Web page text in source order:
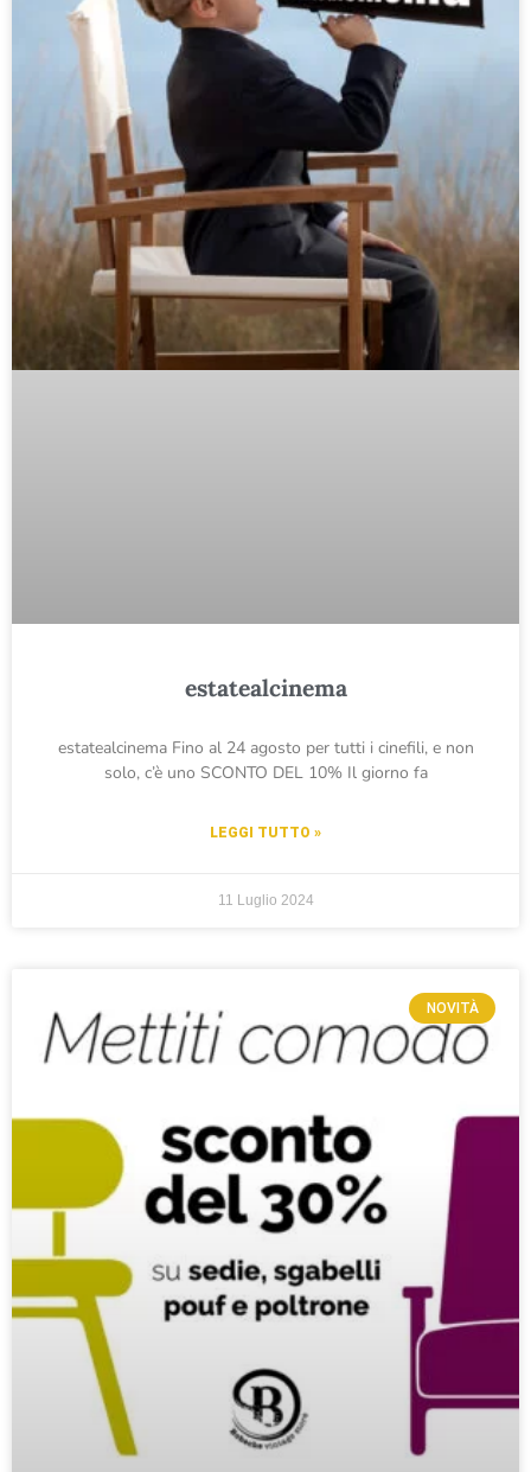
estatealcinema
estatealcinema Fino al 24 agosto per tutti i cinefili, e non
solo, c’è uno SCONTO DEL 10% Il giorno fa
LEGGI TUTTO »
11 Luglio 2024
NOVITÀ